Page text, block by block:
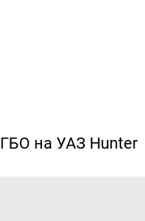
ГБО на УАЗ Hunter